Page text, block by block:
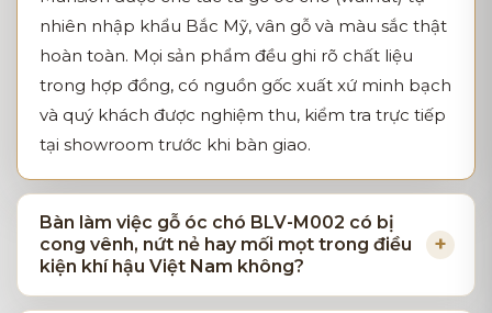
nhiên nhập khẩu Bắc Mỹ, vân gỗ và màu sắc thật
hoàn toàn. Mọi sản phẩm đều ghi rõ chất liệu
trong hợp đồng, có nguồn gốc xuất xứ minh bạch
và quý khách được nghiệm thu, kiểm tra trực tiếp
tại showroom trước khi bàn giao.
Bàn làm việc gỗ óc chó BLV-M002 có bị
cong vênh, nứt nẻ hay mối mọt trong điều
kiện khí hậu Việt Nam không?